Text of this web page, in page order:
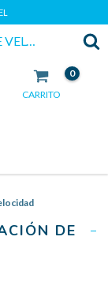
ARRANQUE SUAVE - VARIACIÓN DE VELOCIDAD
CARRITO
0
DE